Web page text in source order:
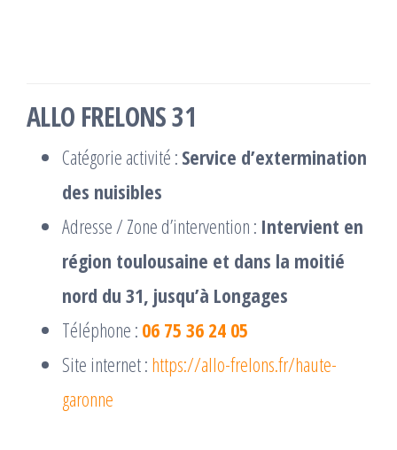
ALLO FRELONS 31
Catégorie activité : Service d’extermination
des nuisibles
Adresse / Zone d’intervention : Intervient en
région toulousaine et dans la moitié
nord du 31, jusqu’à Longages
Téléphone : 06 75 36 24 05
Site internet : https://allo-frelons.fr/haute-
garonne